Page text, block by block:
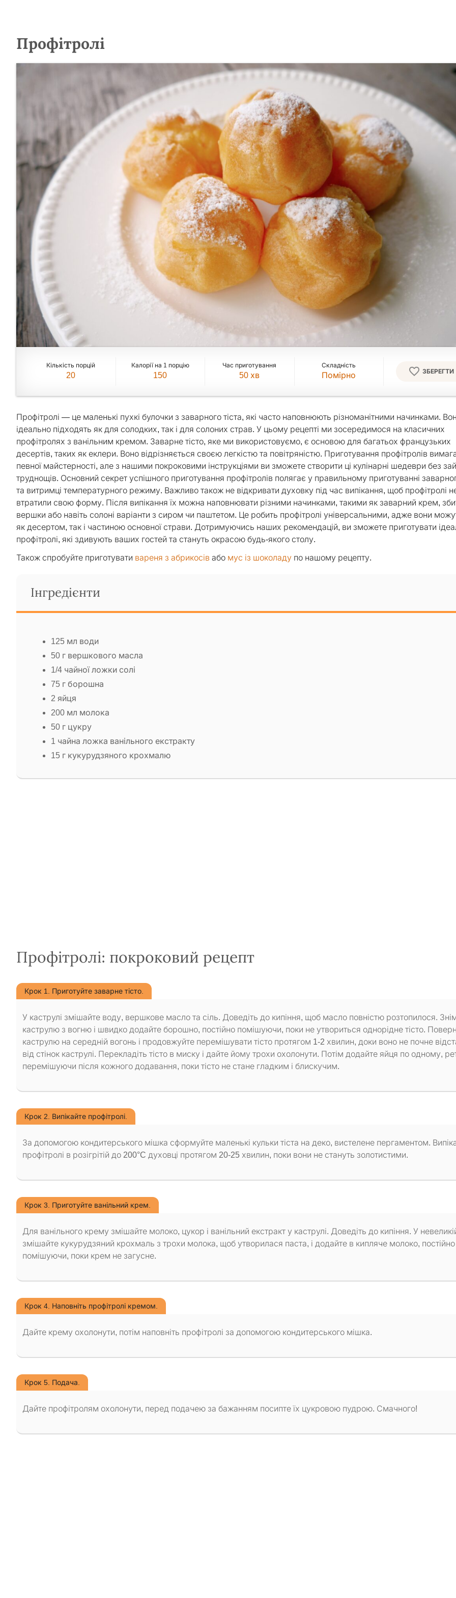
Профітролі
Кількість порцій
20
Калорії на 1 порцію
150
Час приготування
50 хв
Складність
Помірно ЗБЕРЕГТИ
Профітролі — це маленькі пухкі булочки з заварного тіста, які часто наповнюють різноманітними начинками.
ідеально підходять як для солодких, так і для солоних страв. У цьому рецепті ми зосередимося на класичних
профітролях з ванільним кремом. Заварне тісто, яке ми використовуємо, є основою для багатьох французьких
десертів, таких як еклери. Воно відрізняється своєю легкістю та повітряністю. Приготування профітролів
певної майстерності, але з нашими покроковими інструкціями ви зможете створити ці кулінарні шедеври без
труднощів. Основний секрет успішного приготування профітролів полягає у правильному приготуванні
та витримці температурного режиму. Важливо також не відкривати духовку під час випікання, щоб профітролі
втратили свою форму. Після випікання їх можна наповнювати різними начинками, такими як заварний крем,
вершки або навіть солоні варіанти з сиром чи паштетом. Це робить профітролі універсальними, адже вони
як десертом, так і частиною основної страви. Дотримуючись наших рекомендацій, ви зможете приготувати
профітролі, які здивують ваших гостей та стануть окрасою будь-якого столу.
Також спробуйте приготувати вареня з абрикосів або мус із шоколаду по нашому рецепту.
Інгредієнти
125 мл води
50 г вершкового масла
1/4 чайної ложки солі
75 г борошна
2 яйця
200 мл молока
50 г цукру
1 чайна ложка ванільного екстракту
15 г кукурудзяного крохмалю
Профітролі: покроковий рецепт
Крок 1. Приготуйте заварне тісто.
У каструлі змішайте воду, вершкове масло та сіль. Доведіть до кипіння, щоб масло повністю розтопилося.
каструлю з вогню і швидко додайте борошно, постійно помішуючи, поки не утвориться однорідне тісто.
каструлю на середній вогонь і продовжуйте перемішувати тісто протягом 1-2 хвилин, доки воно не почне
від стінок каструлі. Перекладіть тісто в миску і дайте йому трохи охолонути. Потім додайте яйця по одному,
перемішуючи після кожного додавання, поки тісто не стане гладким і блискучим.
Крок 2. Випікайте профітролі.
За допомогою кондитерського мішка сформуйте маленькі кульки тіста на деко, вистелене пергаментом.
профітролі в розігрітій до 200°C духовці протягом 20-25 хвилин, поки вони не стануть золотистими.
Крок 3. Приготуйте ванільний крем.
Для ванільного крему змішайте молоко, цукор і ванільний екстракт у каструлі. Доведіть до кипіння. У
змішайте кукурудзяний крохмаль з трохи молока, щоб утворилася паста, і додайте в кипляче молоко, постійно
помішуючи, поки крем не загусне.
Крок 4. Наповніть профітролі кремом.
Дайте крему охолонути, потім наповніть профітролі за допомогою кондитерського мішка.
Крок 5. Подача.
Дайте профітролям охолонути, перед подачею за бажанням посипте їх цукровою пудрою. Смачного!